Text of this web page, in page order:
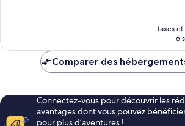
taxes
6
Comparer des
Connectez-vous pour découvrir les
avantages dont vous pouvez
pour plus d’aventures !